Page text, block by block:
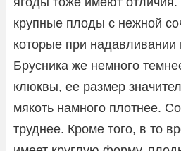
крупные плоды с нежной
которые при надавливании
Брусника же немного
клюквы, ее размер
мякоть намного плотнее.
труднее. Кроме того, в то